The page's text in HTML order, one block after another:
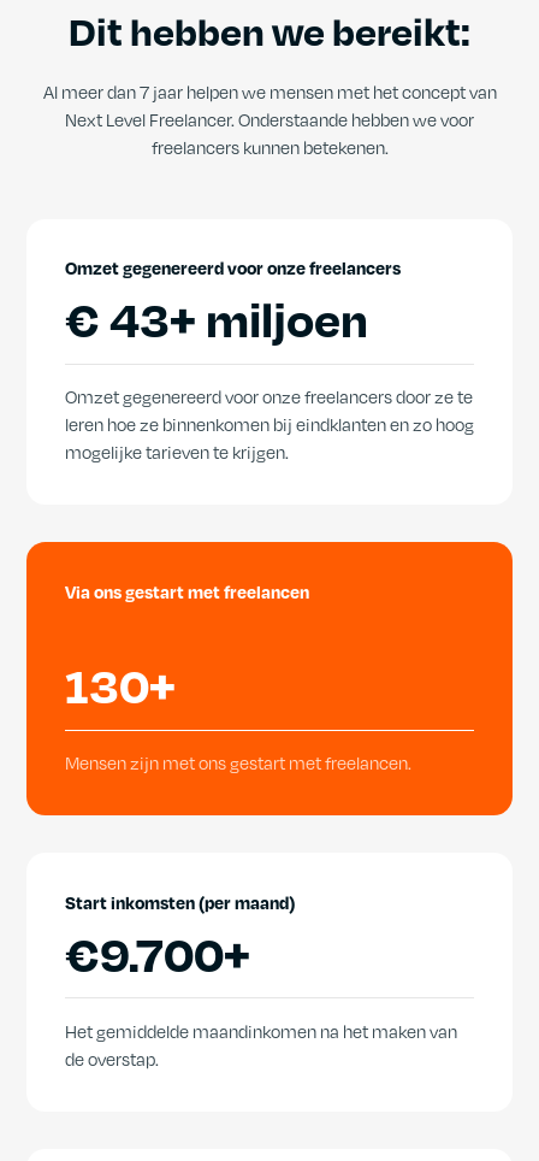
Dit hebben we bereikt:
Al meer dan 7 jaar helpen we mensen met het concept van
Next Level Freelancer. Onderstaande hebben we voor
freelancers kunnen betekenen.
Omzet gegenereerd voor onze freelancers
€43+ miljoen
Omzet gegenereerd voor onze freelancers door ze te
leren hoe ze binnenkomen bij eindklanten en zo hoog
mogelijke tarieven te krijgen.
Via ons gestart met freelancen
130+
Mensen zijn met ons gestart met freelancen.
Start inkomsten (per maand)
€9.700+
Het gemiddelde maandinkomen na het maken van
de overstap.